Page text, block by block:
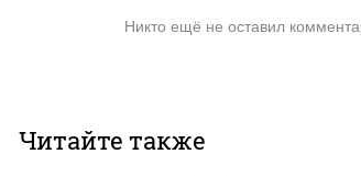
Никто ещё не оставил
Читайте также